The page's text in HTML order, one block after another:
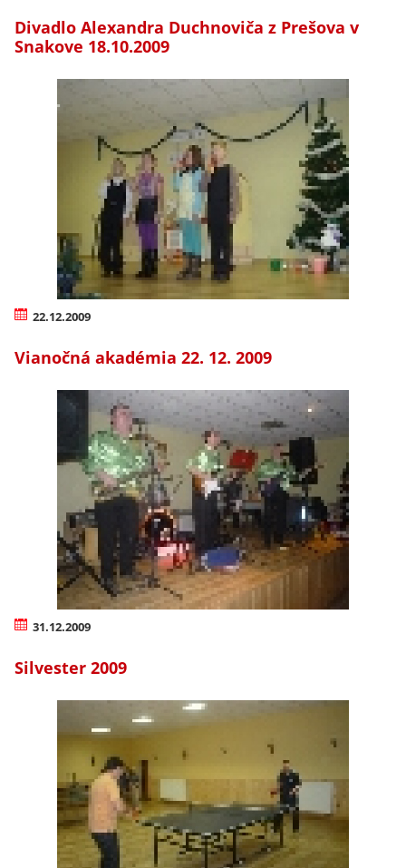
Divadlo Alexandra Duchnoviča z Prešova v
Snakove 18.10.2009
22.12.2009
Vianočná akadémia 22. 12. 2009
31.12.2009
Silvester 2009